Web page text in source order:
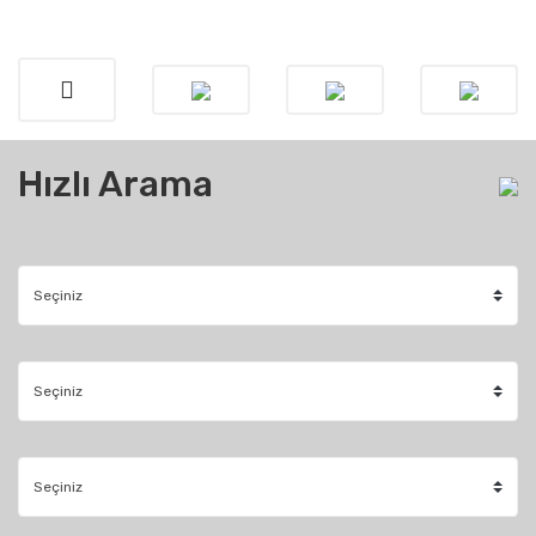
Hızlı Arama